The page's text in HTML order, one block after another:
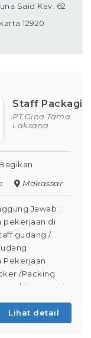
Said Kav. 62
12920
Staff
PT Gina Tama
Laksana
Bagikan
Makassar
Jawab :
pekerjaan di
gudang /
Pekerjaan
/Packing
packing sesuai
Memastikan
Lihat detail